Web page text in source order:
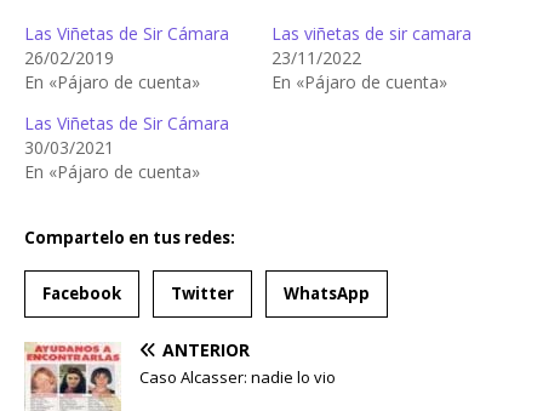
Las Viñetas de Sir Cámara
26/02/2019
En «Pájaro de cuenta»
Las viñetas de sir camara
23/11/2022
En «Pájaro de cuenta»
Las Viñetas de Sir Cámara
30/03/2021
En «Pájaro de cuenta»
Compartelo en tus redes:
Facebook Twitter WhatsApp
ANTERIOR
Caso Alcasser: nadie lo vio